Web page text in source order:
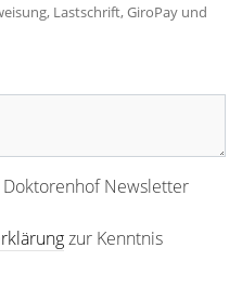
Lastschrift, GiroPay und
Newsletter
zur Kenntnis